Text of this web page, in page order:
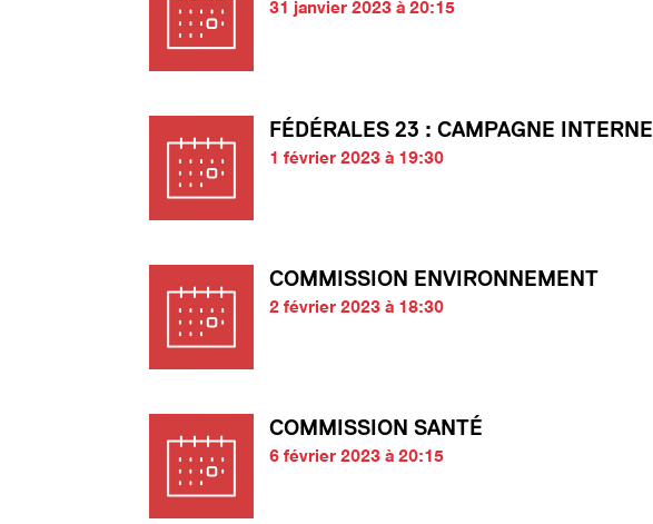
31 janvier 2023 à 20:15
FÉDÉRALES 23 : CAMPAGNE INTERNE
1 février 2023 à 19:30
COMMISSION ENVIRONNEMENT
2 février 2023 à 18:30
COMMISSION SANTÉ
6 février 2023 à 20:15